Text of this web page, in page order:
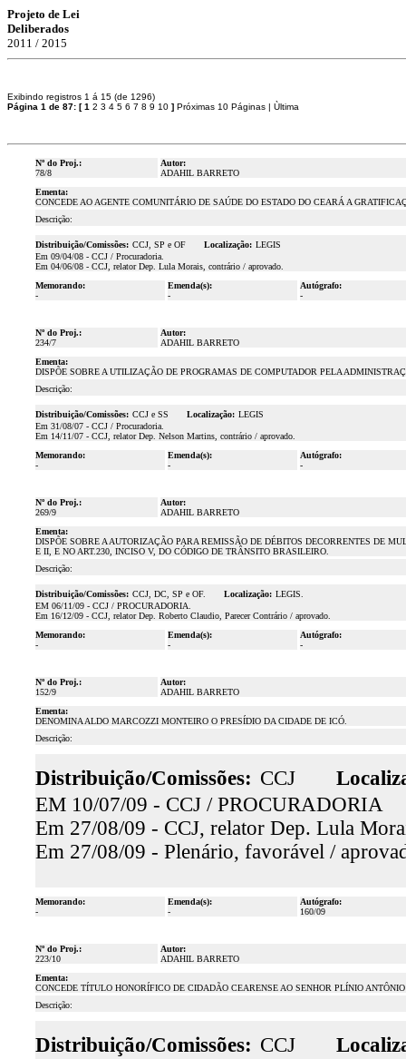
Projeto de Lei
Deliberados
2011 / 2015
Exibindo registros 1 á 15 (de 1296)
Página 1 de 87: [1 2 3 4 5 6 7 8 9 10 ] Próximas 10 Páginas | Ùltima
Nº do Proj.:
78/8
Autor:
ADAHIL BARRETO
Ementa:
CONCEDE AO AGENTE COMUNITÁRIO DE SAÚDE DO ESTADO DO CEARÁ A
Descrição:
Distribuição/Comissões: CCJ, SP e OF Localização: LEGIS
Em 09/04/08 - CCJ / Procuradoria.
Em 04/06/08 - CCJ, relator Dep. Lula Morais, contrário / aprovado.
Memorando:
-
Emenda(s):
-
Autógrafo:
-
Nº do Proj.:
234/7
Autor:
ADAHIL BARRETO
Ementa:
DISPÕE SOBRE A UTILIZAÇÃO DE PROGRAMAS DE COMPUTADOR PELA
Descrição:
Distribuição/Comissões: CCJ e SS Localização: LEGIS
Em 31/08/07 - CCJ / Procuradoria.
Em 14/11/07 - CCJ, relator Dep. Nelson Martins, contrário / aprovado.
Memorando:
-
Emenda(s):
-
Autógrafo:
-
Nº do Proj.:
269/9
Autor:
ADAHIL BARRETO
Ementa:
DISPÕE SOBRE A AUTORIZAÇÃO PARA REMISSÃO DE DÉBITOS DECORRENTES DE
E II, E NO ART.230, INCISO V, DO CÓDIGO DE TRÂNSITO BRASILEIRO.
Descrição:
Distribuição/Comissões: CCJ, DC, SP e OF. Localização: LEGIS.
EM 06/11/09 - CCJ / PROCURADORIA.
Em 16/12/09 - CCJ, relator Dep. Roberto Claudio, Parecer Contrário / aprovado.
Memorando:
-
Emenda(s):
-
Autógrafo:
-
Nº do Proj.:
152/9
Autor:
ADAHIL BARRETO
Ementa:
DENOMINA ALDO MARCOZZI MONTEIRO O PRESÍDIO DA CIDADE DE ICÓ.
Descrição:
Distribuição/Comissões: CCJ
EM 10/07/09 - CCJ / PROCURADORIA
Em 27/08/09 - CCJ, relator Dep. Lula
Em 27/08/09 - Plenário, favorável /
Memorando:
-
Emenda(s):
-
Autógrafo:
160/09
Nº do Proj.:
223/10
Autor:
ADAHIL BARRETO
Ementa:
CONCEDE TÍTULO HONORÍFICO DE CIDADÃO CEARENSE AO SENHOR PLÍNIO
Descrição:
Distribuição/Comissões: CCJ